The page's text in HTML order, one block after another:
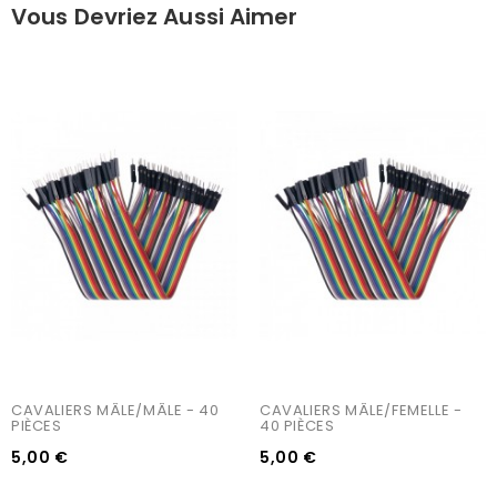
Vous Devriez Aussi Aimer
CAVALIERS MÂLE/MÂLE - 40
PIÈCES
5,00 €
CAVALIERS MÂLE/FEMELLE -
40 PIÈCES
5,00 €